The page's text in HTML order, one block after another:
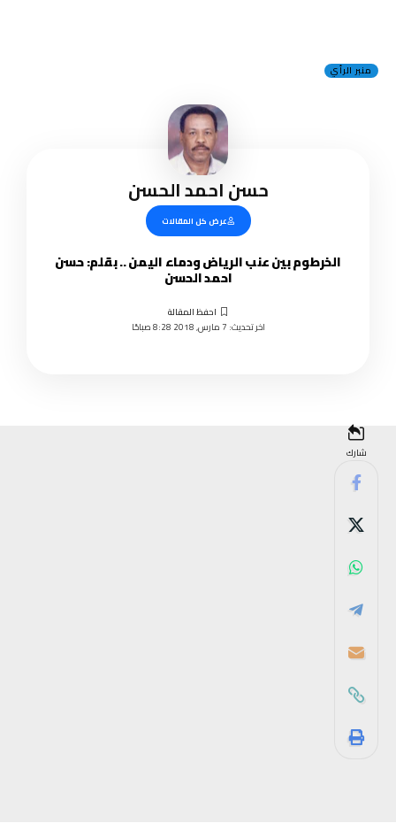
منبر الرأي
حسن احمد الحسن
عرض كل المقالات
الخرطوم بين عنب الرياض ودماء اليمن .. بقلم: حسن
احمد الحسن
اخر تحديث: 7 مارس, 2018 8:28 صباحًا
شارك